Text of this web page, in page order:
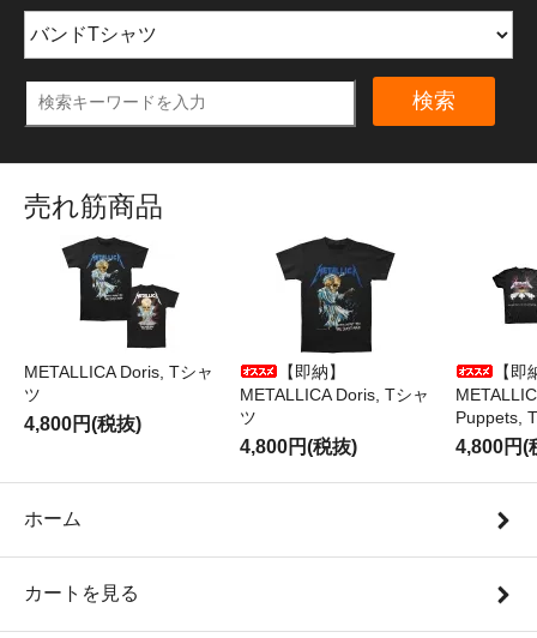
検索
売れ筋商品
METALLICA Doris, Tシャ
ツ
4,800円(税抜)
【即納】
METALLICA Doris, Tシャ
ツ
4,800円(税抜)
【即
Puppets,
4,800円(
ホーム
カートを見る